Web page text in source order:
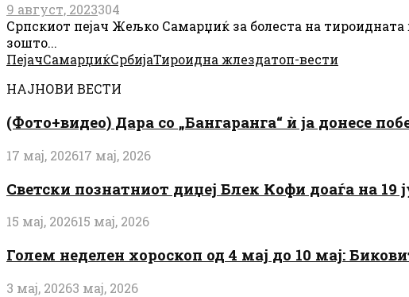
9 август, 2023304
Српскиот пејач Жељко Самарџиќ за болеста на тироидната
зошто...
ПејачСамарџиќСрбијаТироидна жлездатоп-вести
НАЈНОВИ ВЕСТИ
(Фото+видео) Дара со „Бангаранга“ ѝ ја донесе
17 мај, 202617 мај, 2026
Светски познатниот диџеј Блек Кофи доаѓа на 19
15 мај, 202615 мај, 2026
Голем неделен хороскоп од 4 мај до 10 мај:
3 мај, 20263 мај, 2026